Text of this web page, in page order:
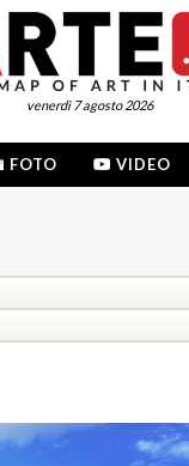
venerdì 7 agosto 2026
FOTO VIDEO